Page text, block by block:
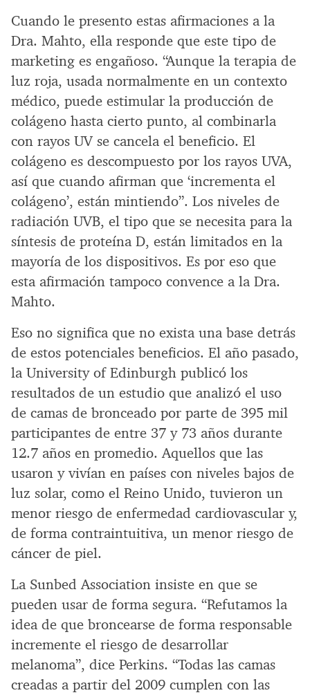
Cuando le presento estas afirmaciones a la
Dra. Mahto, ella responde que este tipo de
marketing es engañoso. “Aunque la terapia de
luz roja, usada normalmente en un contexto
médico, puede estimular la producción de
colágeno hasta cierto punto, al combinarla
con rayos UV se cancela el beneficio. El
colágeno es descompuesto por los rayos UVA,
así que cuando afirman que ‘incrementa el
colágeno’, están mintiendo”. Los niveles de
radiación UVB, el tipo que se necesita para la
síntesis de proteína D, están limitados en la
mayoría de los dispositivos. Es por eso que
esta afirmación tampoco convence a la Dra.
Mahto.
Eso no significa que no exista una base detrás
de estos potenciales beneficios. El año pasado,
la University of Edinburgh publicó los
resultados de un estudio que analizó el uso
de camas de bronceado por parte de 395 mil
participantes de entre 37 y 73 años durante
12.7 años en promedio. Aquellos que las
usaron y vivían en países con niveles bajos de
luz solar, como el Reino Unido, tuvieron un
menor riesgo de enfermedad cardiovascular y,
de forma contraintuitiva, un menor riesgo de
cáncer de piel.
La Sunbed Association insiste en que se
pueden usar de forma segura. “Refutamos la
idea de que broncearse de forma responsable
incremente el riesgo de desarrollar
melanoma”, dice Perkins. “Todas las camas
creadas a partir del 2009 cumplen con las